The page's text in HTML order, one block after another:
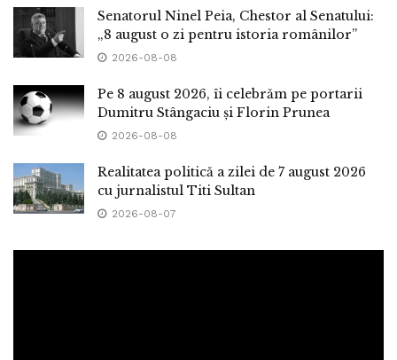
Senatorul Ninel Peia, Chestor al Senatului:
„8 august o zi pentru istoria românilor”
2026-08-08
Pe 8 august 2026, îi celebrăm pe portarii
Dumitru Stângaciu și Florin Prunea
2026-08-08
Realitatea politică a zilei de 7 august 2026
cu jurnalistul Titi Sultan
2026-08-07